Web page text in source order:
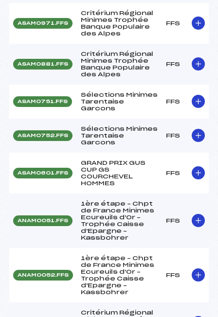
ASAM0971.FFS
Critérium Régional
Minimes Trophée
Banque Populaire
des Alpes
FFS
ASAM0881.FFS
Critérium Régional
Minimes Trophée
Banque Populaire
des Alpes
FFS
ASAM0751.FFS
Sélections Minimes
Tarentaise
Garcons
FFS
ASAM0752.FFS
Sélections Minimes
Tarentaise
Garcons
FFS
ASAM0601.FFS
GRAND PRIX GUS
CUP GS
COURCHEVEL
HOMMES
FFS
ANAM0051.FFS
1ère étape – Chpt
de France Minimes
Ecureuils d'Or –
Trophée Caisse
d'Epargne –
Kassbohrer
FFS
ANAM0052.FFS
1ère étape – Chpt
de France Minimes
Ecureuils d'Or –
Trophée Caisse
d'Epargne –
Kassbohrer
FFS
Critérium Régional